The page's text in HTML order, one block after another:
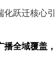
跃迁核心引
播全域覆盖